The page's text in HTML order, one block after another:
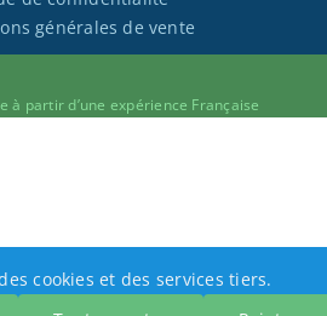
générales de vente
à partir d’une expérience Française
cookies et des services tiers.